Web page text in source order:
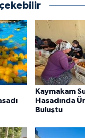
Kaymakam
Hasadında
Buluştu